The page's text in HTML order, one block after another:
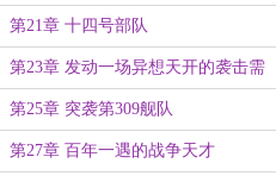
第21章 十四号部队
第23章 发动一场异想天开的袭击需
要几步？
第25章 突袭第309舰队
第27章 百年一遇的战争天才